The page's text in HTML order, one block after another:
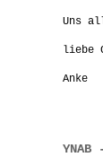
Uns
liebe
Anke